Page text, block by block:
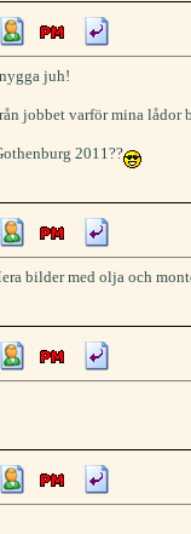
juh!
jobbet varför mina lådor
2011??
bilder med olja och